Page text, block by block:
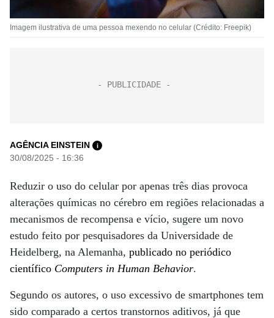
Imagem ilustrativa de uma pessoa mexendo no celular (Crédito: Freepik)
AGÊNCIA EINSTEIN i
30/08/2025 - 16:36
Reduzir o uso do celular por apenas três dias provoca
alterações químicas no cérebro em regiões relacionadas a
mecanismos de recompensa e vício, sugere um novo
estudo feito por pesquisadores da Universidade de
Heidelberg, na Alemanha, publicado no periódico
científico Computers in Human Behavior.
Segundo os autores, o uso excessivo de smartphones tem
sido comparado a certos transtornos aditivos, já que